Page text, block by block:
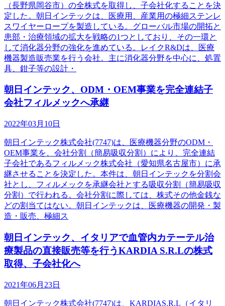
（長野県岡谷市）の全株式を取得し、子会社化することを決
定した。朝日インテックは、医療用、産業用の極細ステンレ
スワイヤーロープを製造している。グローバル市場の開拓と
患部・治療領域の拡大を戦略の1つとしており、その一環と
して消化器分野の強化を進めている。レイクR&Dは、医療
機器製造販売業を行う会社。主に消化器分野を中心に、処置
具、鉗子等の設計・
朝日インテック、ODM・OEM事業を完全連結子
会社フィルメックへ承継
2022年03月10日
朝日インテック株式会社(7747)は、医療機器分野のODM・
OEM事業を、会社分割（簡易吸収分割）により、完全連結
子会社であるフィルメック株式会社（愛知県名古屋市）に承
継させることを決定した。本件は、朝日インテックを分割会
社とし、フィルメックを承継会社とする吸収分割（簡易吸収
分割）で行われる。会社分割に際しては、株式その他金銭な
どの割当てはない。朝日インテックは、医療機器の開発・製
造・販売、極細ス
朝日インテック、イタリアで血管内カテーテル治
療製品の直接販売等を行うKARDIA S.R.Lの株式
取得、子会社化へ
2021年06月23日
朝日インテック株式会社(7747)は、KARDIAS.R.L（イタリ